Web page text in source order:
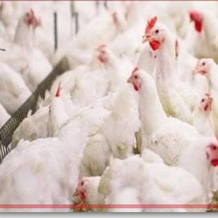
إلهام شرشر تكتب: دي مبقتش كورة..
دي سياسة
الكاتبة إلهام شرشر تهنئ الرئيس
السيسي بعيد ميلاده وتُشيد بجهوده
في بناء الدولة